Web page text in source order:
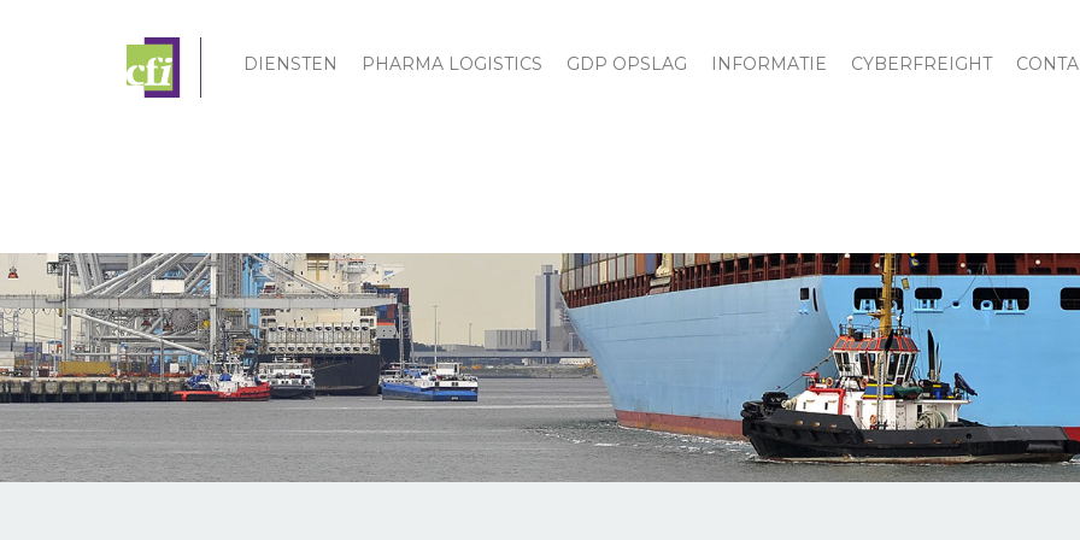
DIENSTEN PHARMA LOGISTICS GDP OPSLAG INFORMATIE CYBERFREIGHT